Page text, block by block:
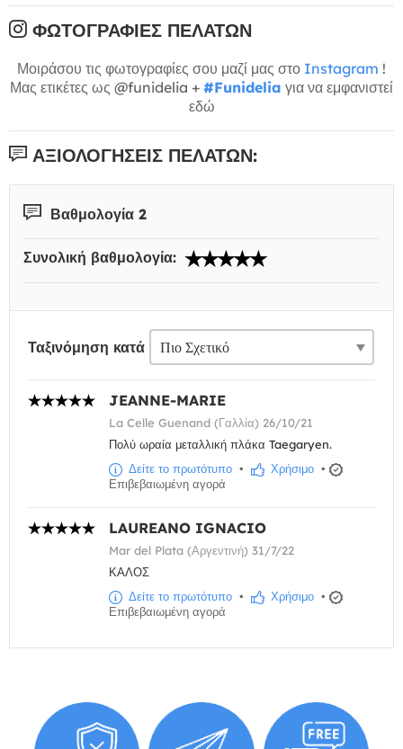
ΦΩΤΟΓΡΑΦΊΕΣ ΠΕΛΑΤΏΝ
Μοιράσου τις φωτογραφίες σου μαζί μας στο Instagram !
Μας ετικέτες ως @funidelia + #Funidelia για να εμφανιστεί
εδώ
ΑΞΙΟΛΟΓΉΣΕΙΣ ΠΕΛΑΤΏΝ:
Βαθμολογία 2
Συνολική βαθμολογία:
Ταξινόμηση κατά
JEANNE-MARIE
La Celle Guenand (Γαλλία) 26/10/21
Πολύ ωραία μεταλλική πλάκα Taegaryen.
Δείτε το πρωτότυπο • Χρήσιμο •
Επιβεβαιωμένη αγορά
LAUREANO IGNACIO
Mar del Plata (Αργεντινή) 31/7/22
ΚΑΛΟΣ
Δείτε το πρωτότυπο • Χρήσιμο •
Επιβεβαιωμένη αγορά